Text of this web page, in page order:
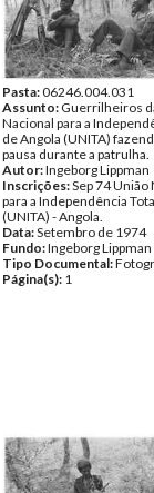
Pasta:06246.004.031
Assunto: Guerrilheiros
Nacional para a
de Angola (UNITA)
pausa durante a patrulha.
Autor:Ingeborg Lippman
Inscrições:Sep 74 União
para a Independência
(UNITA) - Angola.
Data:Setembro de 1974
Fundo:Ingeborg Lippman
Tipo Documental:
Página(s): 1